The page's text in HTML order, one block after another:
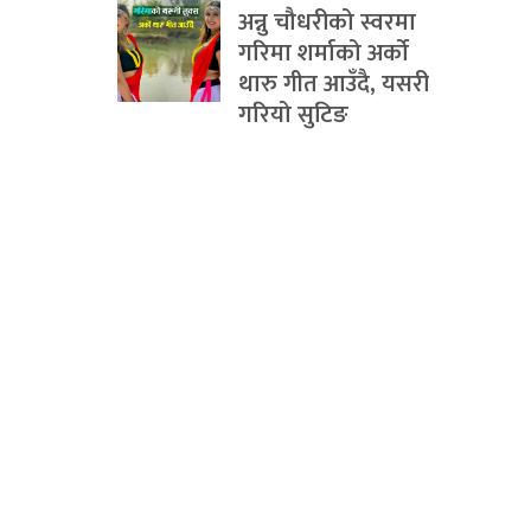
अन्नु चौधरीको स्वरमा
गरिमा शर्माको अर्को
थारु गीत आउँदै, यसरी
गरियो सुटिङ